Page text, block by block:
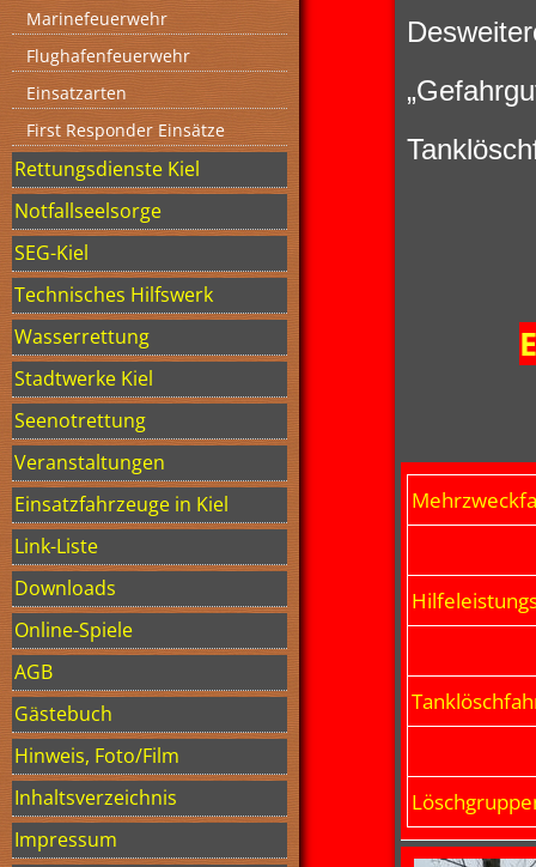
Marinefeuerwehr
Flughafenfeuerwehr
Einsatzarten
First Responder Einsätze
Rettungsdienste Kiel
Notfallseelsorge
SEG-Kiel
Technisches Hilfswerk
Wasserrettung
Stadtwerke Kiel
Seenotrettung
Veranstaltungen
Einsatzfahrzeuge in Kiel
Link-Liste
Downloads
Online-Spiele
AGB
Gästebuch
Hinweis, Foto/Film
Inhaltsverzeichnis
Impressum